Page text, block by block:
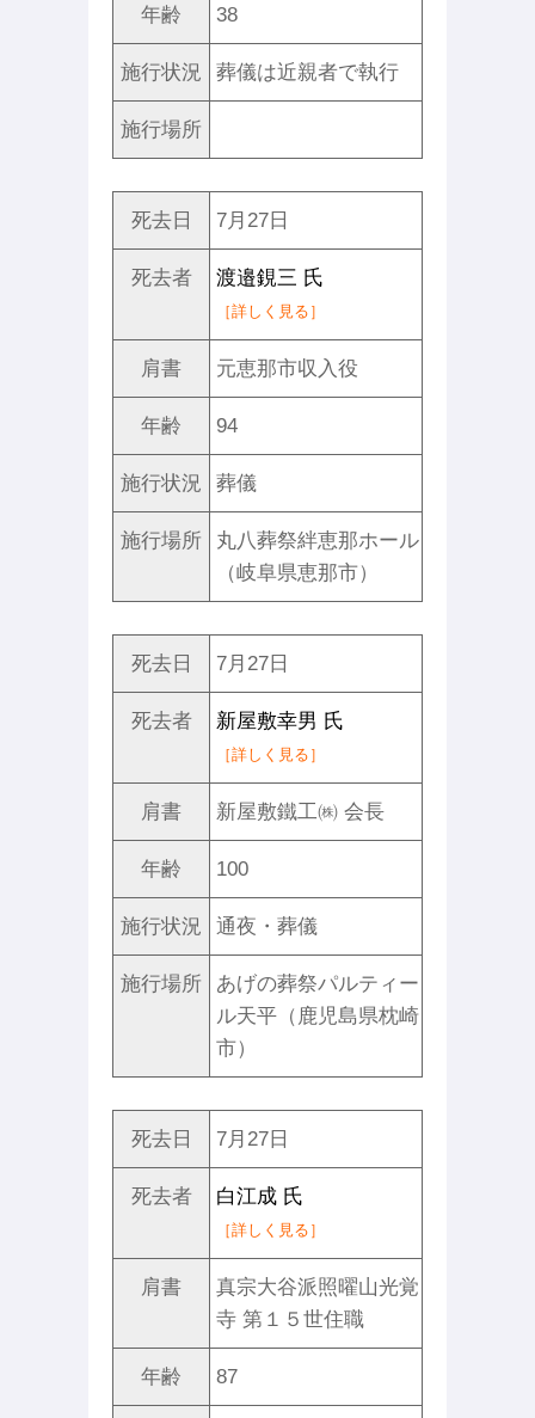
年齢 38
施行状況 葬儀は近親者で執行
施行場所
死去日 7月27日
死去者 渡邉鋧三 氏
［詳しく見る］
肩書 元恵那市収入役
年齢 94
施行状況 葬儀
施行場所
丸八葬祭絆恵那ホール
（岐阜県恵那市）
死去日 7月27日
死去者 新屋敷幸男 氏
［詳しく見る］
肩書 新屋敷鐵工㈱ 会長
年齢 100
施行状況 通夜・葬儀
施行場所
あげの葬祭パルティー
ル天平（鹿児島県枕崎
市）
死去日 7月27日
死去者 白江成 氏
［詳しく見る］
肩書
真宗大谷派照曜山光覚
寺 第１５世住職
年齢 87